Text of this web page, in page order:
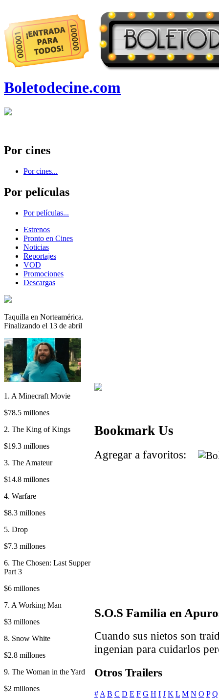
Boletodecine.com
Por cines
Por cines...
Por películas
Por películas...
Estrenos
Pronto en Cines
Noticias
Reportajes
VOD
Promociones
Descargas
Taquilla en Norteamérica.
Finalizando el 13 de abril
1. A Minecraft Movie
$78.5 millones
2. The King of Kings
$19.3 millones
3. The Amateur
$14.8 millones
4. Warfare
$8.3 millones
5. Drop
$7.3 millones
6. The Chosen: Last Supper
Part 3
$6 millones
7. A Working Man
$3 millones
8. Snow White
$2.8 millones
9. The Woman in the Yard
$2 millones
Bookmark Us
Agregar a favoritos:
S.O.S Familia en
Cuando sus nietos son
ingenian para cuidarlos
Otros Trailers
#A B C D E F G H I J K L M N O P Q